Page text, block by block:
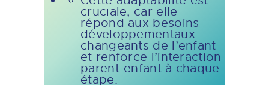
cruciale, car elle
répond aux besoins
développementaux
changeants de l’enfant
et renforce l’interaction
parent-enfant à chaque
étape.